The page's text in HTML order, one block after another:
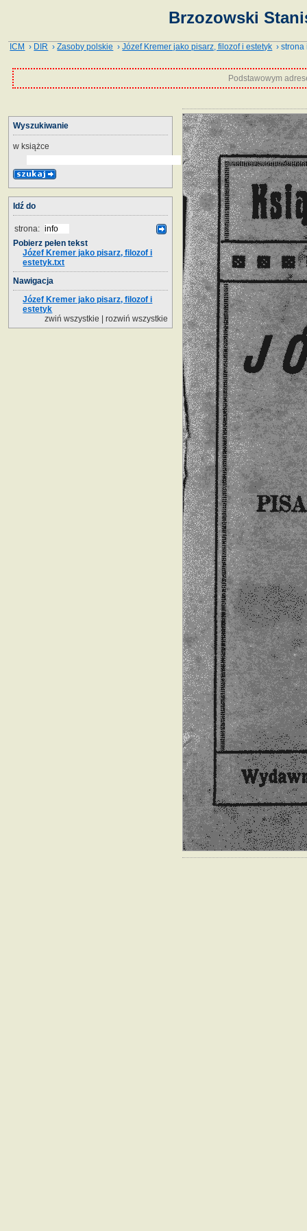
Brzozowski
ICM › DIR ›Zasoby polskie ›Józef Kremer jako pisarz, filozof i estetyk › strona
Podstawowym
Wyszukiwanie
w książce
Idź do
strona:
Pobierz pełen tekst
Józef Kremer jako pisarz, filozof i
estetyk.txt
Nawigacja
Józef Kremer jako pisarz, filozof i
estetyk
zwiń wszystkie | rozwiń wszystkie